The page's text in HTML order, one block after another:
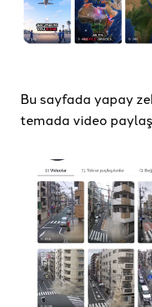
Bu sayfada yapay
temada video